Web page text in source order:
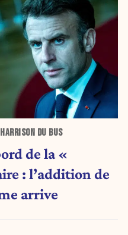
DU BUS
de la «
: l’addition de
arrive